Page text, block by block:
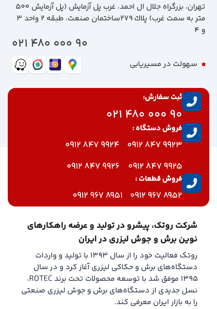
تهران، بزرگراه جلال ال احمد، غرب پل آزمايش (پل آزمايش ٥٠٠
متر به سمت غرب) پلاك 279ساختمان صنعت، طبقه 2 واحد 3
و 4
90 000 480 021
سهولت در مسیریابی
ثبت سفارش:
90 000 480 021
فروش دستگاه :
9923 847 0912
9924 847 0912
9925 847 0912
9926 847 0912
فروش قطعات :
8952 967 0912
8951 967 0912
شرکت روتک، پیشرو در تولید و عرضه راهکارهای
نوین برش و جوش لیزری در ایران
روتک فعالیت خود را از سال ۱۳۹۳ با تولید و واردات
دستگاه‌های برش و حکاکی لیزری آغاز کرد و در سال
۱۳۹۵ موفق شد با توسعه محصولات تحت برند ROTEC،
نسل جدیدی از دستگاه‌های برش و جوش لیزری صنعتی
را به بازار ایران معرفی کند.